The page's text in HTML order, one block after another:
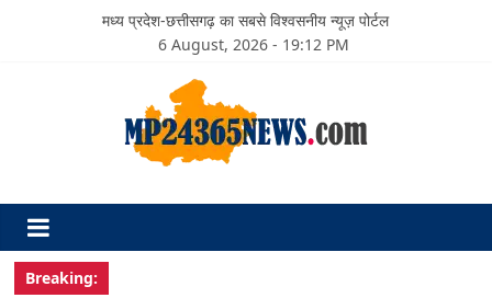
मध्य प्रदेश-छत्तीसगढ़ का सबसे विश्वसनीय न्यूज़ पोर्टल
6 August, 2026 - 19:12 PM
Breaking: